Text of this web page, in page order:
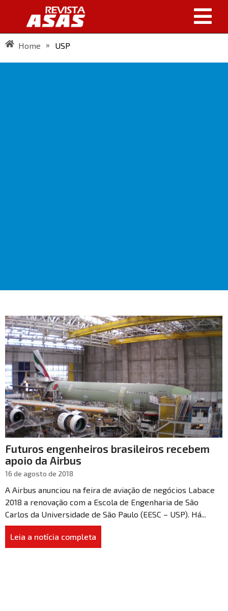
Home » USP
Futuros engenheiros brasileiros recebem
apoio da Airbus
16 de agosto de 2018
A Airbus anunciou na feira de aviação de negócios Labace
2018 a renovação com a Escola de Engenharia de São
Carlos da Universidade de São Paulo (EESC – USP). Há...
Leia a notícia completa